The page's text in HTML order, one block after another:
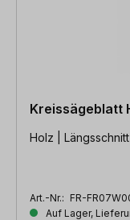
Kreissägeblatt
Holz |
Art.-Nr.: FR-
Auf Lager,